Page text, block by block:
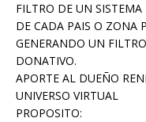
FILTRO DE UN
DE CADA PAIS O ZONA
GENERANDO UN
DONATIVO.
APORTE AL DUEÑO
UNIVERSO VIRTUAL
PROPOSITO: